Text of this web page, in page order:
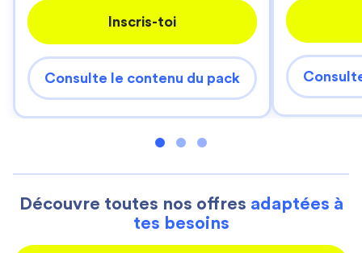
Inscris-toi
Consulte le contenu du pack
Découvre toutes nos offres adaptées à
tes besoins